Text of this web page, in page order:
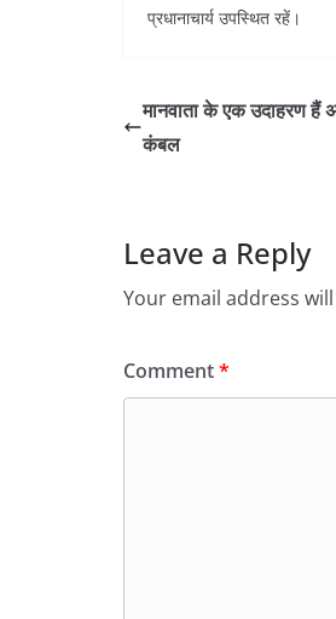
प्रधानाचार्य उपस्थित रहें।
मानवाता के एक उदाहरण हैं
कंबल
Leave a Reply
Your email address
Comment*